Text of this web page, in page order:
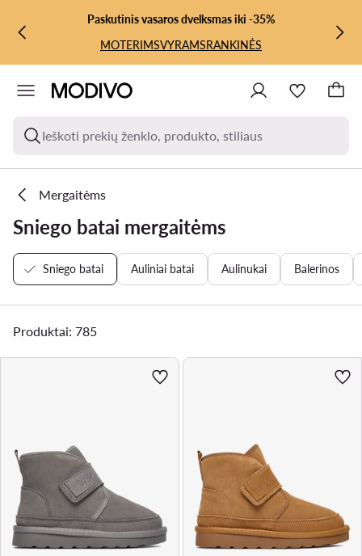
PEREITI PRIE PAGRINDINIO TURINIO
PEREITI Į PAIEŠKĄPaskutinis vasaros dvelksmas iki -35%
MOTERIMSVYRAMSRANKINĖS
Ieškoti prekių ženklo, produkto, stiliaus
Mergaitėms
Sniego batai mergaitėms
Sniego batai Auliniai batai Aulinukai Balerinos
Produktai: 785